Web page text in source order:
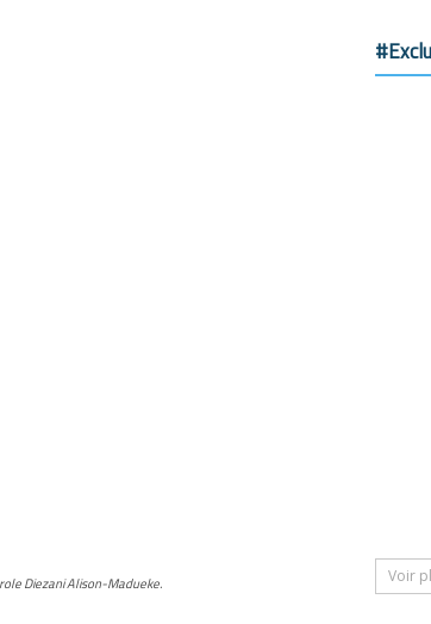
Diezani Alison-Madueke.
#Exclu
Voir